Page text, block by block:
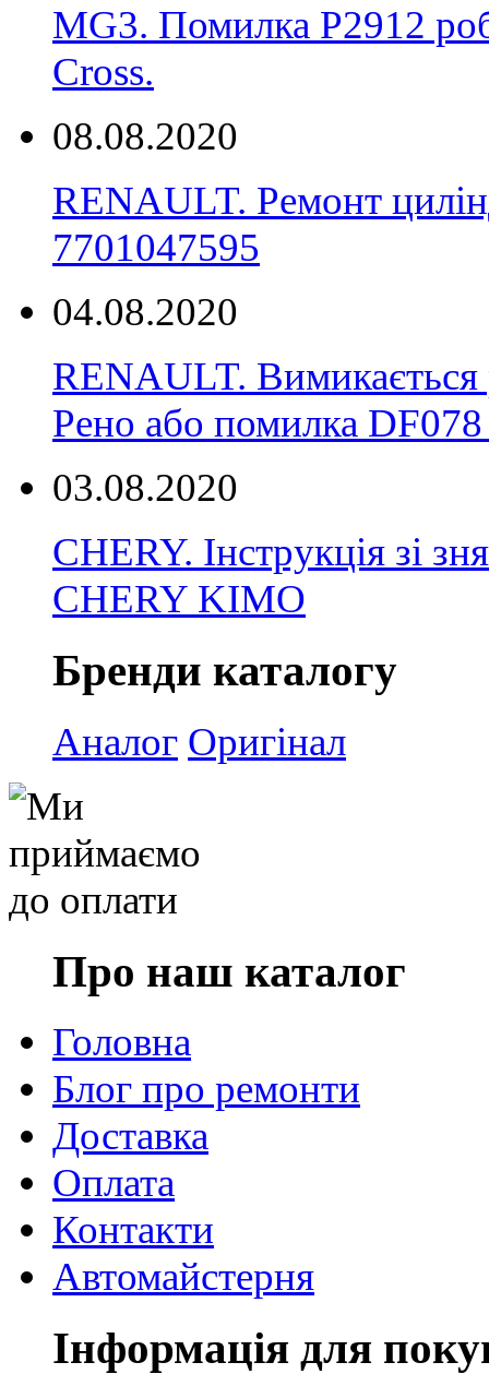
MG3. Помилка P2912
Cross.
08.08.2020
RENAULT. Ремонт
7701047595
04.08.2020
RENAULT. Вимикається
Рено або помилка
03.08.2020
CHERY. Інструкція зі
CHERY KIMO
Бренди каталогу
Аналог Оригінал
Про наш каталог
Головна
Блог про ремонти
Доставка
Оплата
Контакти
Автомайстерня
Інформація для